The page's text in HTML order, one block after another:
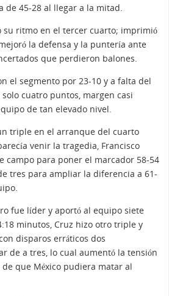
45-28 al llegar a la mitad.
su ritmo en el tercer cuarto; imprimió
la defensa y la puntería ante
que perdieron balones.
el segmento por 23-10 y a falta del
cuatro puntos, margen casi
de tan elevado nivel.
triple en el arranque del cuarto
venir la tragedia, Francisco
campo para poner el marcador 58-54
tres para ampliar la diferencia a 61-
fue líder y aportó al equipo siete
minutos, Cruz hizo otro triple y
disparos erráticos dos
de a tres, lo cual aumentó la tensión
que México pudiera matar al